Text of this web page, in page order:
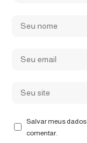
Salvar meus
comentar.